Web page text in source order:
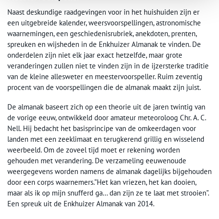
Naast deskundige raadgevingen voor in het huishuiden zijn er
een uitgebreide kalender, weersvoorspellingen, astronomische
waarnemingen, een geschiedenisrubriek, anekdoten, prenten,
spreuken en wijsheden in de Enkhuizer Almanak te vinden. De
onderdelen zijn niet elk jaar exact hetzelfde, maar grote
veranderingen zullen niet te vinden zijn in de ijzersterke traditie
van de kleine allesweter en meestervoorspeller. Ruim zeventig
procent van de voorspellingen die de almanak maakt zijn juist.
De almanak baseert zich op een theorie uit de jaren twintig van
de vorige eeuw, ontwikkeld door amateur meteoroloog Chr. A. C.
Nell. Hij bedacht het basisprincipe van de omkeerdagen voor
landen met een zeeklimaat en terugkerend grillig en wisselend
weerbeeld. Om de zoveel tijd moet er rekening worden
gehouden met verandering. De verzameling eeuwenoude
weergegevens worden namens de almanak dagelijks bijgehouden
door een corps waarnemers.”Het kan vriezen, het kan dooien,
maar als ik op mijn snufferd ga… dan zijn ze te laat met strooien”.
Een spreuk uit de Enkhuizer Almanak van 2014.